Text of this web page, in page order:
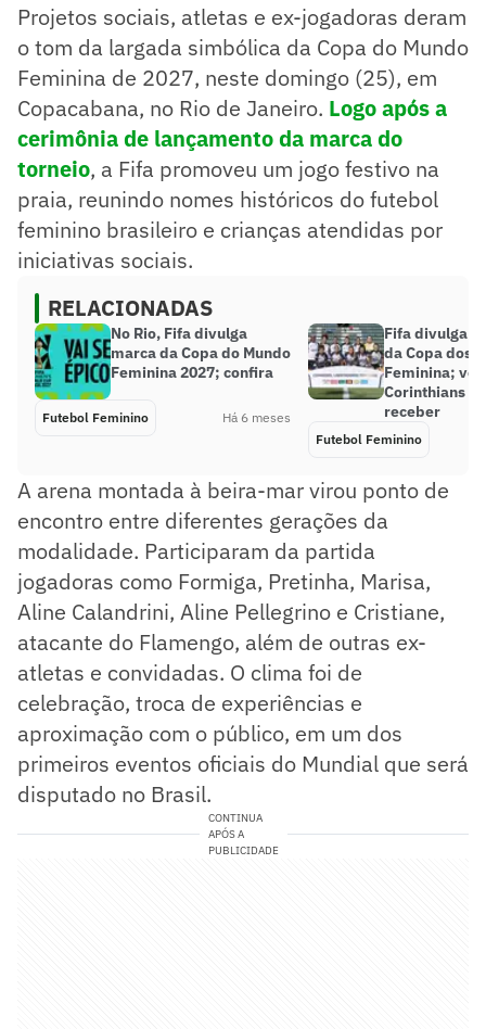
Projetos sociais, atletas e ex-jogadoras deram
o tom da largada simbólica da Copa do Mundo
Feminina de 2027, neste domingo (25), em
Copacabana, no Rio de Janeiro. Logo após a
cerimônia de lançamento da marca do
torneio, a Fifa promoveu um jogo festivo na
praia, reunindo nomes históricos do futebol
feminino brasileiro e crianças atendidas por
iniciativas sociais.
RELACIONADAS
No Rio, Fifa divulga
marca da Copa do Mundo
Feminina 2027; confira
Futebol Feminino Há 6 meses
Fifa divulga
da Copa dos
Feminina;
Corinthians
receber
Futebol Feminino
A arena montada à beira-mar virou ponto de
encontro entre diferentes gerações da
modalidade. Participaram da partida
jogadoras como Formiga, Pretinha, Marisa,
Aline Calandrini, Aline Pellegrino e Cristiane,
atacante do Flamengo, além de outras ex-
atletas e convidadas. O clima foi de
celebração, troca de experiências e
aproximação com o público, em um dos
primeiros eventos oficiais do Mundial que será
disputado no Brasil.
CONTINUA
APÓS A
PUBLICIDADE